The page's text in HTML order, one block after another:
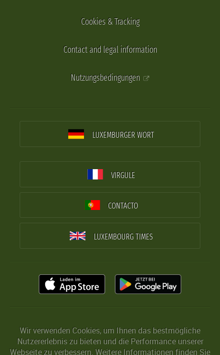
Cookies & Tracking
Contact and legal information
Nutzungsbedingungen
LUXEMBURGER WORT
VIRGULE
CONTACTO
LUXEMBOURG TIMES
Wir verwenden Cookies, um Ihnen das bestmögliche
Nutzererlebnis zu bieten und die Performance unserer
Webseite zu verbessern. Weitere Informationen finden Sie